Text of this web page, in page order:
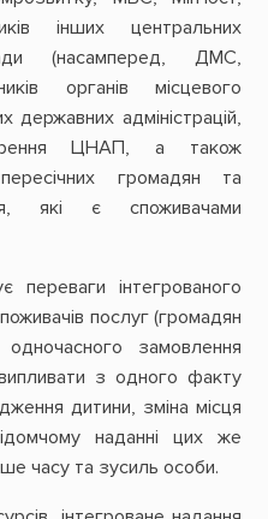
інших центральних
(насамперед, ДМС,
органів місцевого
державних адміністрацій,
ЦНАП, а також
громадян та
які є споживачами
переваги інтегрованого
послуг (громадян
замовлення
з одного факту
дитини, зміна місця
наданні цих же
часу та зусиль особи.